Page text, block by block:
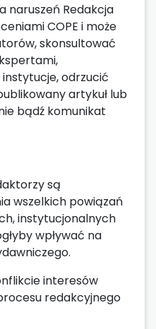
naruszeń Redakcja
COPE i może
skonsultować
odrzucić
artykuł lub
bądź komunikat
są
wszelkich powiązań
instytucjonalnych
wpływać na
interesów
redakcyjnego